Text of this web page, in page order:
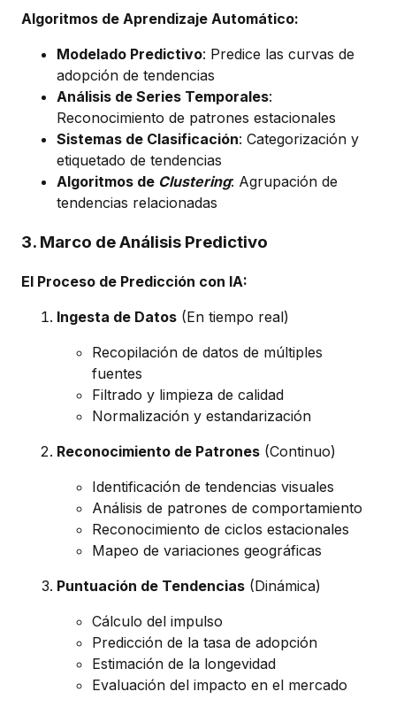
Algoritmos de Aprendizaje Automático:
Modelado Predictivo: Predice las curvas de
adopción de tendencias
Análisis de Series Temporales:
Reconocimiento de patrones estacionales
Sistemas de Clasificación: Categorización y
etiquetado de tendencias
Algoritmos de Clustering: Agrupación de
tendencias relacionadas
3. Marco de Análisis Predictivo
El Proceso de Predicción con IA:
Ingesta de Datos (En tiempo real)
Recopilación de datos de múltiples
fuentes
Filtrado y limpieza de calidad
Normalización y estandarización
Reconocimiento de Patrones (Continuo)
Identificación de tendencias visuales
Análisis de patrones de comportamiento
Reconocimiento de ciclos estacionales
Mapeo de variaciones geográficas
Puntuación de Tendencias (Dinámica)
Cálculo del impulso
Predicción de la tasa de adopción
Estimación de la longevidad
Evaluación del impacto en el mercado